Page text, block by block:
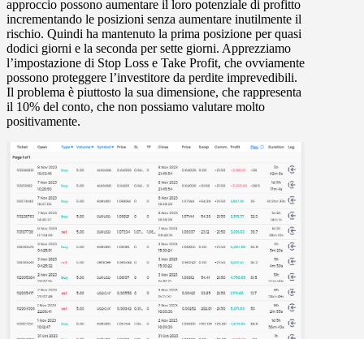
approccio possono aumentare il loro potenziale di profitto
incrementando le posizioni senza aumentare inutilmente il
rischio. Quindi ha mantenuto la prima posizione per quasi
dodici giorni e la seconda per sette giorni. Apprezziamo
l’impostazione di Stop Loss e Take Profit, che ovviamente
possono proteggere l’investitore da perdite imprevedibili.
Il problema è piuttosto la sua dimensione, che rappresenta
il 10% del conto, che non possiamo valutare molto
positivamente.